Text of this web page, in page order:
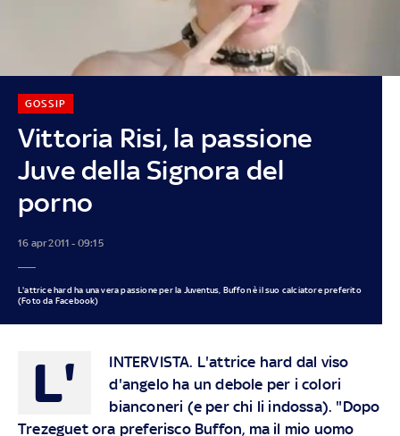
Vittoria Risi, la passione
Juve della Signora del
porno
GOSSIP
16 apr 2011 - 09:15
L'attrice hard ha una vera passione per la Juventus, Buffon è il suo calciatore preferito
(Foto da Facebook)
L'
INTERVISTA. L'attrice hard dal viso
d'angelo ha un debole per i colori
bianconeri (e per chi li indossa). "Dopo
Trezeguet ora preferisco Buffon, ma il mio uomo